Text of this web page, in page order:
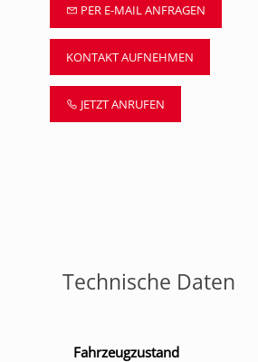
PER E-MAIL ANFRAGEN
KONTAKT AUFNEHMEN
JETZT ANRUFEN
Technische Daten
Fahrzeugzustand